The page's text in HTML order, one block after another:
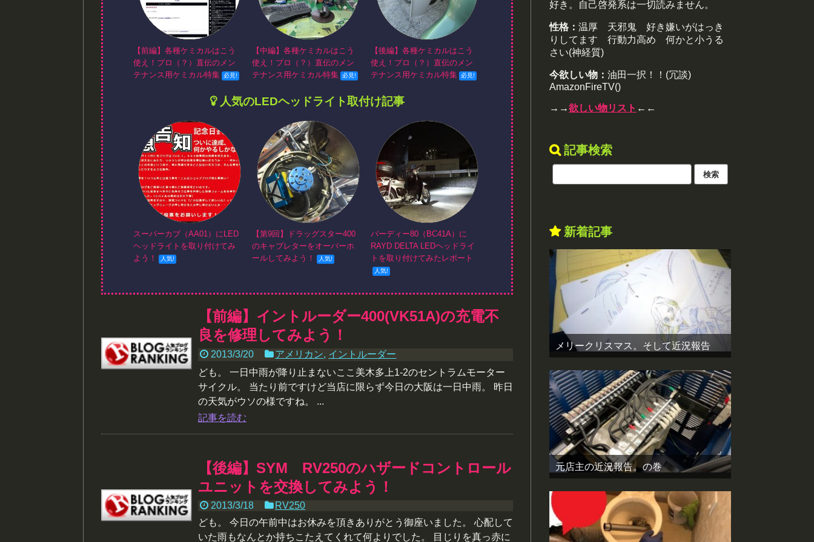
【前編】各種ケミカルはこう
使え！プロ（？）直伝のメン
テナンス用ケミカル特集
【中編】各種ケミカルはこう
使え！プロ（？）直伝のメン
テナンス用ケミカル特集
【後編】各種ケミカルはこう
使え！プロ（？）直伝のメン
テナンス用ケミカル特集
人気のLEDヘッドライト取付け記事
スーパーカブ（AA01）にLED
ヘッドライトを取り付けてみ
よう！
【第9回】ドラッグスター400
のキャブレターをオーバーホ
ールしてみよう！
バーディー80（BC41A）に
RAYD DELTA LEDヘッドライ
トを取り付けてみたレポート
【前編】イントルーダー400(VK51A)の充電不
良を修理してみよう！
2013/3/20 アメリカン, イントルーダー
ども。 一日中雨が降り止まないここ美木多上1-2のセントラムモーター
サイクル。 当たり前ですけど当店に限らず今日の大阪は一日中雨。 昨日
の天気がウソの様ですね。 ...
記事を読む
【後編】SYM RV250のハザードコントロール
ユニットを交換してみよう！
2013/3/18
RV250
ども。 今日の午前中はお休みを頂きありがとう御座いました。 心配して
いた雨もなんとか持ちこたえてくれて何よりでした。 目じりを真っ赤に
好き。自己啓発系は一切読みません。
性格： 温厚 天邪鬼 好き嫌いがはっき
りしてます 行動力高め 何かと小うる
さい(神経質)
今欲しい物： 油田一択！！(冗談)
AmazonFireTV()
→→欲しい物リスト ←←
記事検索
新着記事
メリークリスマス。そして近況報告
元店主の近況報告。の巻